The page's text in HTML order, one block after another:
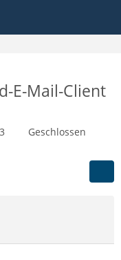
E-Mail-Client
Geschlossen